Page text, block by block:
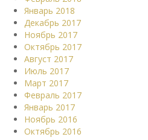
Январь 2018
Декабрь 2017
Ноябрь 2017
Октябрь 2017
Август 2017
Июль 2017
Март 2017
Февраль 2017
Январь 2017
Ноябрь 2016
Октябрь 2016